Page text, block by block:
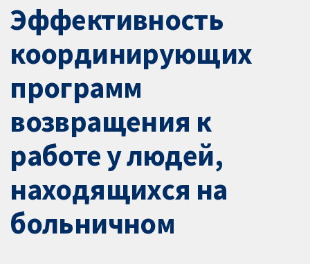
Эффективность
координирующих
программ
возвращения к
работе у людей,
находящихся на
больничном